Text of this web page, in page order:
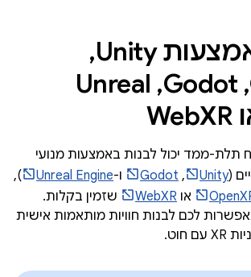
פיתוח באמצעות Unity,‏
OpenXR,‏ Godot,‏ Unreal
תלת-ממד יכול לבנות באמצעות מנועי
(
Unity
,‏
Godot ו-Unreal Engine
),
או WebXR
שזמין בקלות.
לכם לבנות חוויות מותאמות אישית